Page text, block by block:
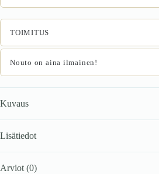
TOIMITUS
Nouto on aina ilmainen!
Kuvaus
Lisätiedot
Arviot (0)